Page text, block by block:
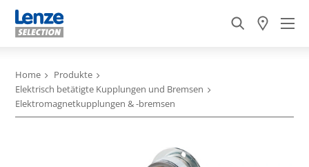
Home
Produkte
Elektrisch betätigte Kupplungen und Bremsen
Elektromagnetkupplungen & -bremsen